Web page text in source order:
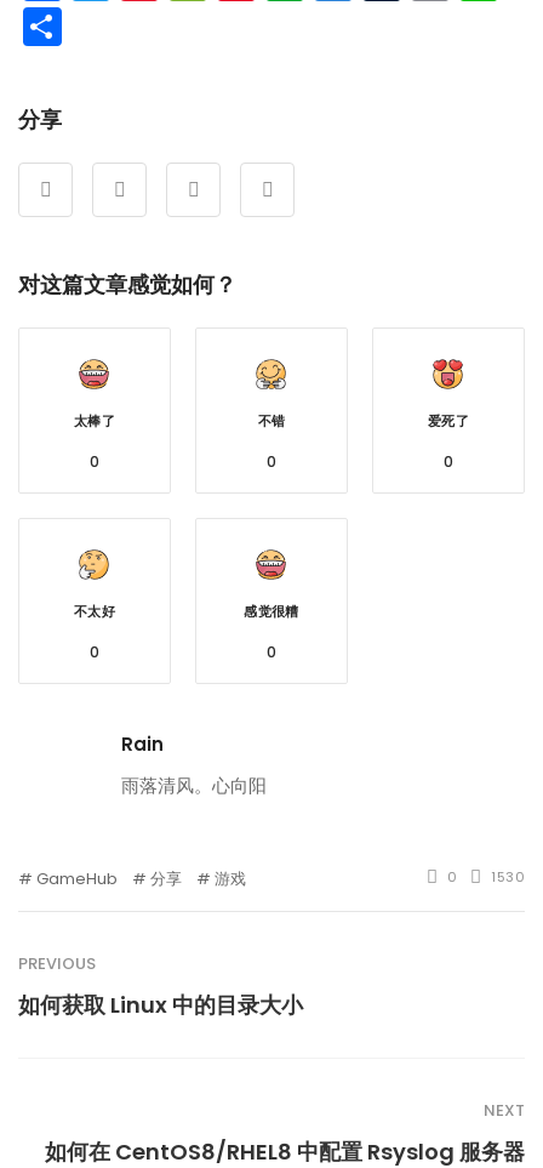
Weibo
分享
对这篇文章感觉如何？
太棒了
0
不错
0
爱死了
0
不太好
0
感觉很糟
0
Rain
雨落清风。心向阳
GameHub 分享 游戏 0 1530
PREVIOUS
如何获取 Linux 中的目录大小
NEXT
如何在 CentOS8/RHEL8 中配置 Rsyslog 服务器